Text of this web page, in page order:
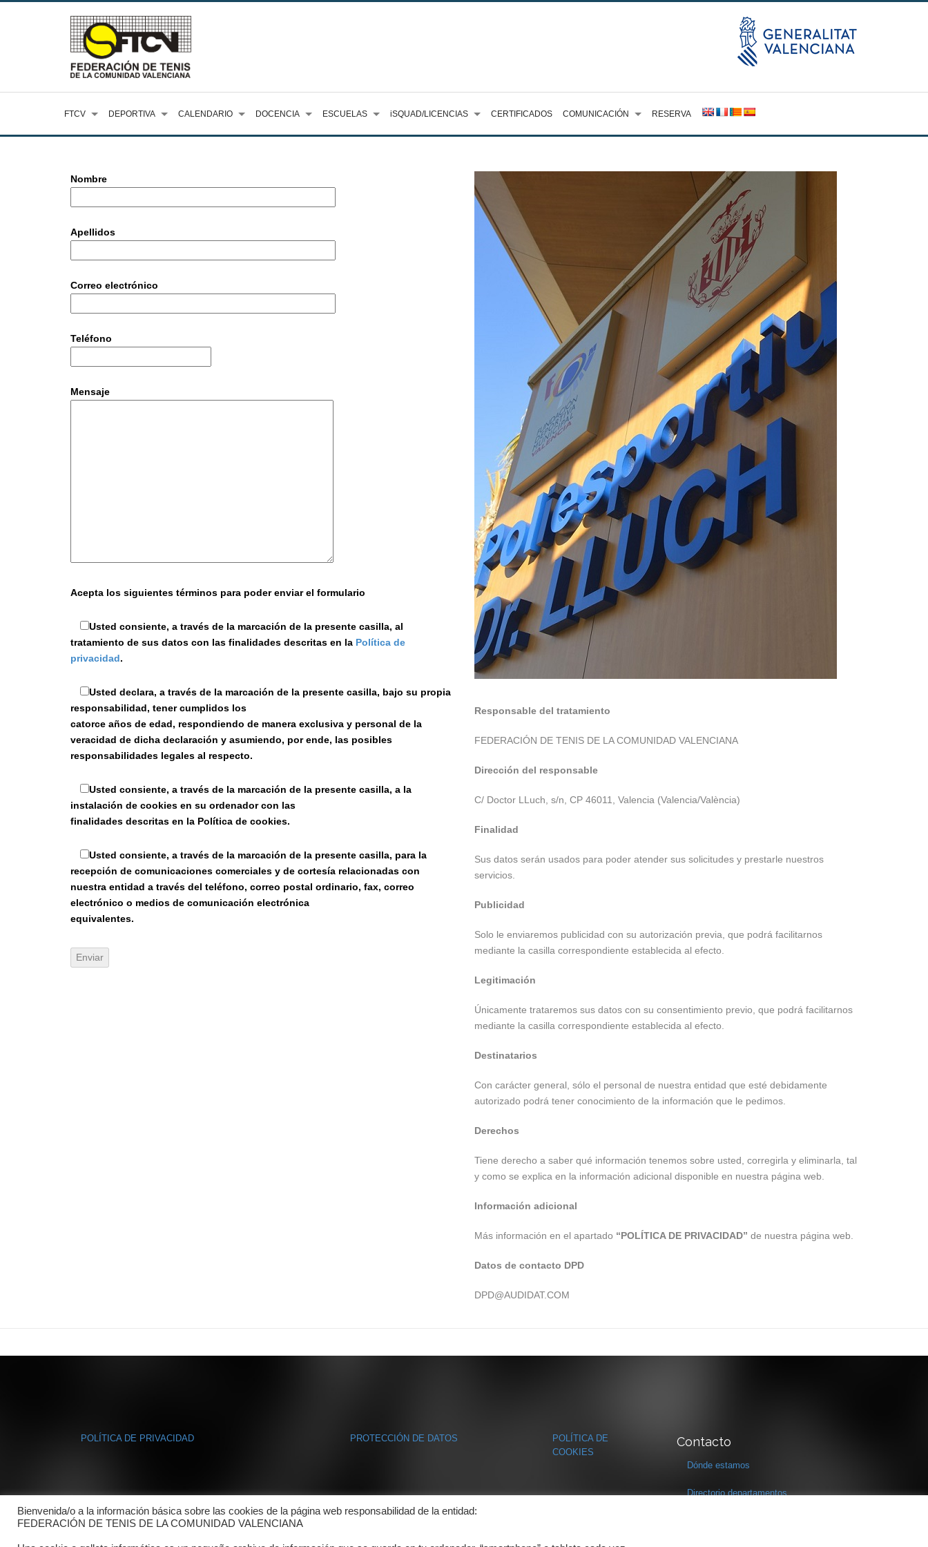
FTCV DEPORTIVA CALENDARIO DOCENCIA ESCUELAS iSQUAD/LICENCIAS CERTIFICADOS COMUNICACIÓN RESERVA
Nombre
Apellidos
Correo electrónico
Teléfono
Mensaje
Acepta los siguientes términos para poder enviar el formulario
Usted consiente, a través de la marcación de la presente casilla, al
tratamiento de sus datos con las finalidades descritas en la Política de
privacidad.
Usted declara, a través de la marcación de la presente casilla, bajo su propia
responsabilidad, tener cumplidos los
catorce años de edad, respondiendo de manera exclusiva y personal de la
veracidad de dicha declaración y asumiendo, por ende, las posibles
responsabilidades legales al respecto.
Usted consiente, a través de la marcación de la presente casilla, a la
instalación de cookies en su ordenador con las
finalidades descritas en la Política de cookies.
Usted consiente, a través de la marcación de la presente casilla, para la
recepción de comunicaciones comerciales y de cortesía relacionadas con
nuestra entidad a través del teléfono, correo postal ordinario, fax, correo
electrónico o medios de comunicación electrónica
equivalentes.
Responsable del tratamiento
FEDERACIÓN DE TENIS DE LA COMUNIDAD VALENCIANA
Dirección del responsable
C/ Doctor LLuch, s/n, CP 46011, Valencia (Valencia/València)
Finalidad
Sus datos serán usados para poder atender sus solicitudes y prestarle nuestros
servicios.
Publicidad
Solo le enviaremos publicidad con su autorización previa, que podrá facilitarnos
mediante la casilla correspondiente establecida al efecto.
Legitimación
Únicamente trataremos sus datos con su consentimiento previo, que podrá facilitarnos
mediante la casilla correspondiente establecida al efecto.
Destinatarios
Con carácter general, sólo el personal de nuestra entidad que esté debidamente
autorizado podrá tener conocimiento de la información que le pedimos.
Derechos
Tiene derecho a saber qué información tenemos sobre usted, corregirla y eliminarla, tal
y como se explica en la información adicional disponible en nuestra página web.
Información adicional
Más información en el apartado “POLÍTICA DE PRIVACIDAD” de nuestra página web.
Datos de contacto DPD
DPD@AUDIDAT.COM
POLÍTICA DE PRIVACIDAD PROTECCIÓN DE DATOS
POLÍTICA DE
COOKIES
Contacto
Dónde estamos
Directorio departamentos
Bienvenida/o a la información básica sobre las cookies de la página web responsabilidad de la entidad:
FEDERACIÓN DE TENIS DE LA COMUNIDAD VALENCIANA